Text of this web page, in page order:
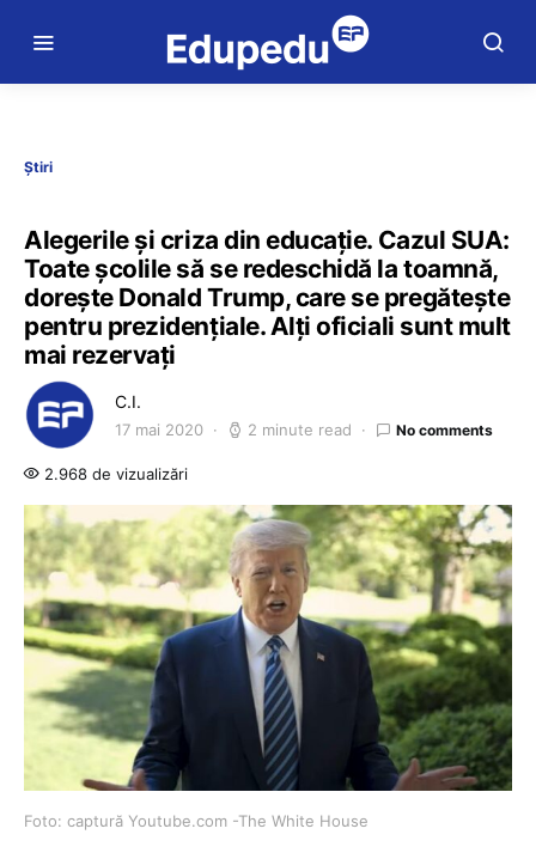
Știri
Alegerile și criza din educație. Cazul SUA:
Toate școlile să se redeschidă la toamnă,
dorește Donald Trump, care se pregătește
pentru prezidențiale. Alți oficiali sunt mult
mai rezervați
C.I.
17 mai 2020 2 minute read No comments
2.968 de vizualizări
Foto: captură Youtube.com -The White House